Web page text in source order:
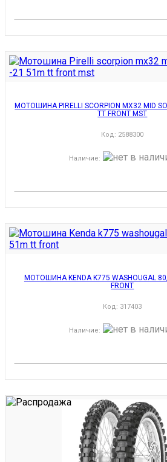
МОТОШИНА PIRELLI SCORPION MX32 MID
TT FRONT MST
Код: 2588300
Наличие:
МОТОШИНА KENDA K775 WASHOUGAL
FRONT
Код: 317403
Наличие: